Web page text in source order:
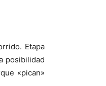
Etapa
posibilidad
«pican»